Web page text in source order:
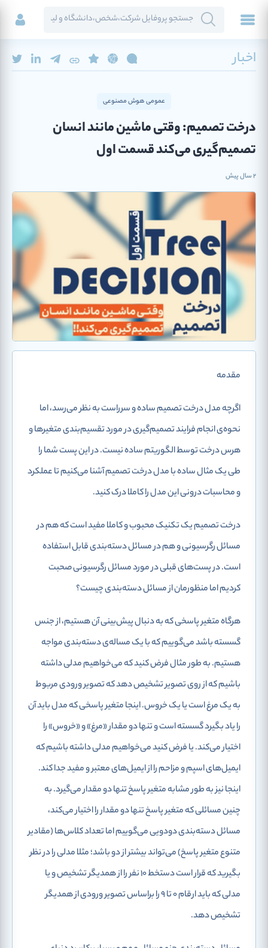
اخبار
عمومی هوش مصنوعی
درخت تصمیم: وقتی ماشین مانند انسان
تصمیم‌گیری می‌کند قسمت اول
2 سال پیش
مقدمه
اگرچه مدل درخت تصمیم ساده و سرراست به نظر می‌رسد، اما
نحوه‌ی انجام فرایند تصمیم‌گیری در مورد تقسیم‌بندی متغیرها و
هرس درخت توسط الگوریتم ساده نیست. در این پست شما را
طی یک مثال ساده با مدل درخت تصمیم آشنا می‌کنیم تا عملکرد
و محاسبات درونی این مدل را کاملا درک کنید.
درخت تصمیم یک تکنیک محبوب و کاملا مفید است که هم در
مسائل رگرسیونی و هم در مسائل دسته‌بندی قابل استفاده
است. در پست‌های قبلی در مورد مسائل رگرسیونی صحبت
کردیم اما منظورمان از مسائل دسته‌بندی چیست؟
هرگاه متغیر پاسخی که به دنبال پیش‌بینی آن هستیم، از جنس
گسسته باشد می‌گوییم که با یک مساله‌ی دسته‌بندی مواجه
هستیم. به طور مثال فرض کنید که می‌خواهیم مدلی داشته
باشیم که از روی تصویر تشخیص دهد که تصویر ورودی مربوط
به یک مرغ است یا یک خروس. اینجا متغیر پاسخی که مدل باید آن
را یاد بگیرد گسسته است و تنها دو مقدار «مرغ» و «خروس» را
اختیار می‌کند. یا فرض کنید می‌خواهیم مدلی داشته باشیم که
ایمیل‌های اسپم و مزاحم را از ایمیل‌های معتبر و مفید جدا کند.
اینجا نیز به طور مشابه متغیر پاسخ تنها دو مقدار می‌گیرد. به
چنین مسائلی که متغیر پاسخ تنها دو مقدار را اختیار می‌کند،
مسائل دسته‌بندی دودوییمی‌گوییم اما تعداد کلاس‌ها (مقادیر
متنوع متغیر پاسخ) می‌تواند بیشتر از دو باشد؛ مثلا مدلی را در نظر
بگیرید که قرار است دستخط 10 نفر را از همدیگر تشخیص و یا
مدلی که باید ارقام 0 تا 9 را براساس تصویر ورودی از همدیگر
تشخیص دهد.